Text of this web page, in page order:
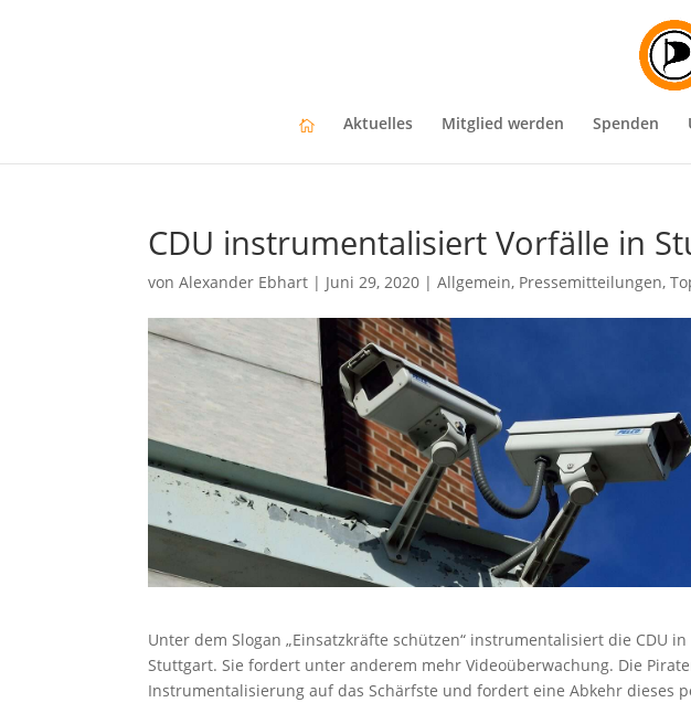
Aktuelles Mitglied werden Spenden
CDU instrumentalisiert Vorfälle in
vonAlexander Ebhart | Juni 29, 2020 |Allgemein, Pressemitteilungen,
Unter dem Slogan „Einsatzkräfte schützen“ instrumentalisiert die CDU
Stuttgart. Sie fordert unter anderem mehr Videoüberwachung. Die
Instrumentalisierung auf das Schärfste und fordert eine Abkehr dieses